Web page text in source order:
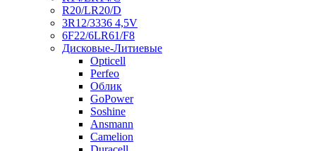
R20/LR20/D
3R12/3336 4,5V
6F22/6LR61/F8
Дисковые-Литиевые
Opticell
Perfeo
Облик
GoPower
Soshine
Ansmann
Camelion